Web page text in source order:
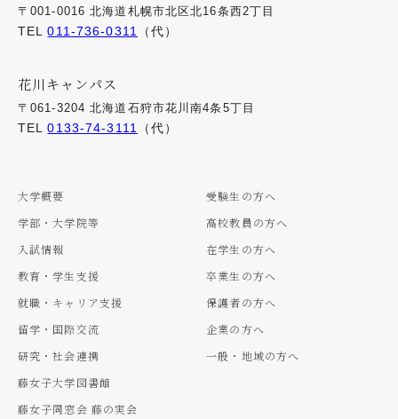
〒001-0016 北海道札幌市北区北16条西2丁目
TEL011-736-0311 （代）
花川キャンパス
〒061-3204 北海道石狩市花川南4条5丁目
TEL0133-74-3111 （代）
大学概要
学部・大学院等
入試情報
教育・学生支援
就職・キャリア支援
留学・国際交流
研究・社会連携
藤女子大学図書館
藤女子同窓会 藤の実会
受験生の方へ
高校教員の方へ
在学生の方へ
卒業生の方へ
保護者の方へ
企業の方へ
一般・地域の方へ